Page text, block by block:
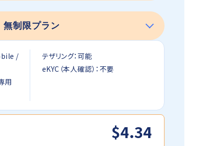
/
用
テザリング：可能
eKYC（本人確認）：不要
$4.34